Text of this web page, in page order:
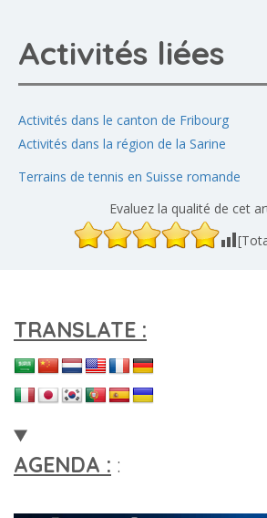
Activités liées
Activités dans le canton de Fribourg
Activités dans la région de la Sarine
Terrains de tennis en Suisse romande
Evaluez la qualité de cet
TRANSLATE :
AGENDA : :